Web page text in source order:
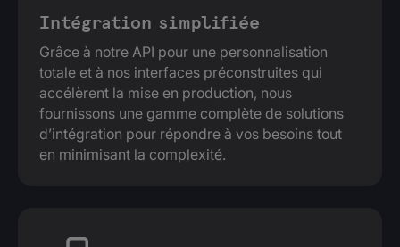
Intégration simplifiée
Grâce à notre API pour une personnalisation
totale et à nos interfaces préconstruites qui
accélèrent la mise en production, nous
fournissons une gamme complète de solutions
d’intégration pour répondre à vos besoins tout
en minimisant la complexité.